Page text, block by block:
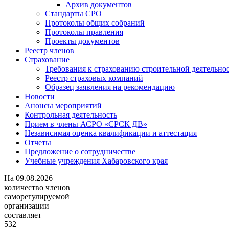
Архив документов
Стандарты СРО
Протоколы общих собраний
Протоколы правления
Проекты документов
Реестр членов
Страхование
Требования к страхованию строительной
Реестр страховых компаний
Образец заявления на рекомендацию
Новости
Анонсы мероприятий
Контрольная деятельность
Прием в члены АСРО «СРСК ДВ»
Независимая оценка квалификации и аттестация
Отчеты
Предложение о сотрудничестве
Учебные учреждения Хабаровского края
На 09.08.2026
количество членов
саморегулируемой
организации
составляет
532